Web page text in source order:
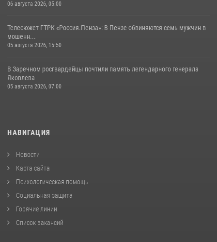
06 августа 2026, 05:00
Телесюжет ГТРК «Россия.Пенза»: В Пензе обвиняются семь мужчин в
мошенн...
05 августа 2026, 15:50
В Заречном росгвардейцы почтили память легендарного генерала
Яковлева
05 августа 2026, 07:00
НАВИГАЦИЯ
Новости
Карта сайта
Психологическая помощь
Социальная защита
Горячие линии
Список вакансий